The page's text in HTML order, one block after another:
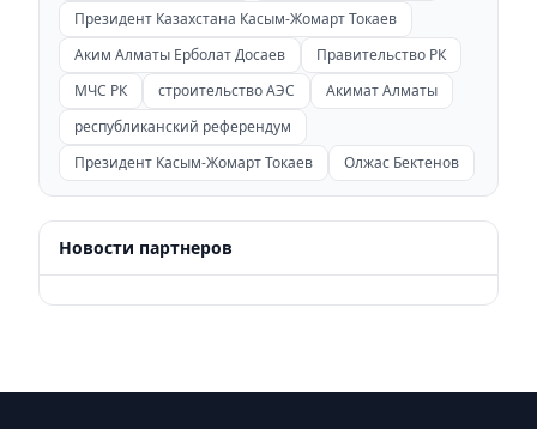
Президент Казахстана Касым-Жомарт Токаев
Аким Алматы Ерболат Досаев
Правительство РК
МЧС РК
строительство АЭС
Акимат Алматы
республиканский референдум
Президент Касым-Жомарт Токаев
Олжас Бектенов
Новости партнеров